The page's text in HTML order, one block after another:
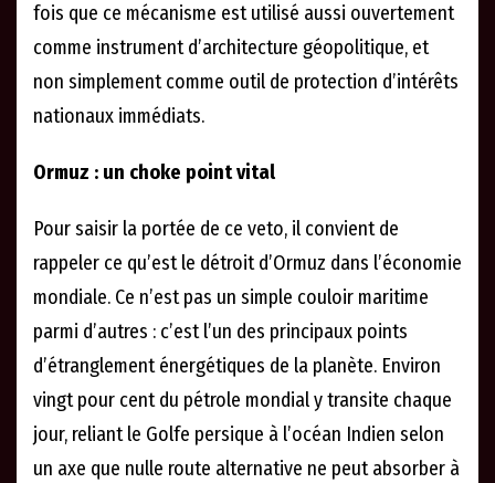
fois que ce mécanisme est utilisé aussi ouvertement
comme instrument d’architecture géopolitique, et
non simplement comme outil de protection d’intérêts
nationaux immédiats.
Ormuz : un choke point vital
Pour saisir la portée de ce veto, il convient de
rappeler ce qu’est le détroit d’Ormuz dans l’économie
mondiale. Ce n’est pas un simple couloir maritime
parmi d’autres : c’est l’un des principaux points
d’étranglement énergétiques de la planète. Environ
vingt pour cent du pétrole mondial y transite chaque
jour, reliant le Golfe persique à l’océan Indien selon
un axe que nulle route alternative ne peut absorber à